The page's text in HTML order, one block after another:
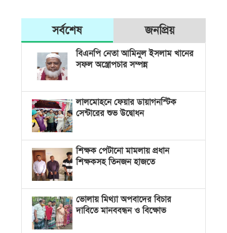
সর্বশেষ জনপ্রিয়
বিএনপি নেতা আমিনুল ইসলাম খানের
সফল অস্ত্রোপচার সম্পন্ন
লালমোহনে ফেয়ার ডায়াগনস্টিক
সেন্টারের শুভ উদ্বোধন
শিক্ষক পেটানো মামলায় প্রধান
শিক্ষকসহ তিনজন হাজতে
ভোলায় মিথ্যা অপবাদের বিচার
দাবিতে মানববন্ধন ও বিক্ষোভ